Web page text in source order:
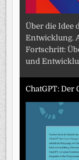
Über die Idee
Entwicklung.
Fortschritt:
und
ChatGPT: